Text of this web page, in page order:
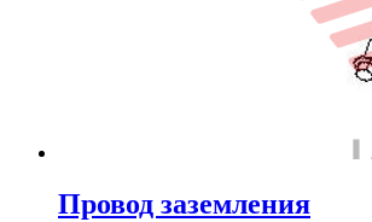
Провод заземления